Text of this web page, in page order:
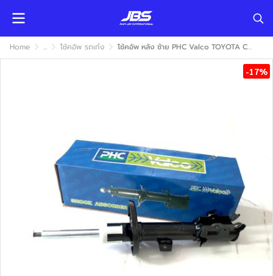
Home ... โช้คอัพ รถเก๋ง โช้คอัพ หลัง ซ้าย PHC Valco TOYOTA CAMRY ACV50 2013-2018 (โตโยต้า แคมรี่ เอซีวี50) แก๊ส
-17%